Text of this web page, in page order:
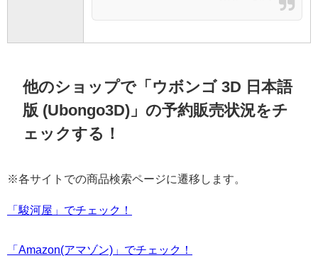
他のショップで「ウボンゴ 3D 日本語
版 (Ubongo3D)」の予約販売状況をチ
ェックする！
※各サイトでの商品検索ページに遷移します。
「駿河屋」でチェック！
「Amazon(アマゾン)」でチェック！